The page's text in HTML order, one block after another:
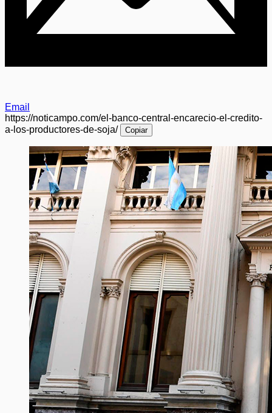
Email
https://noticampo.com/el-banco-central-encarecio-el-credito-
a-los-productores-de-soja/
Copiar